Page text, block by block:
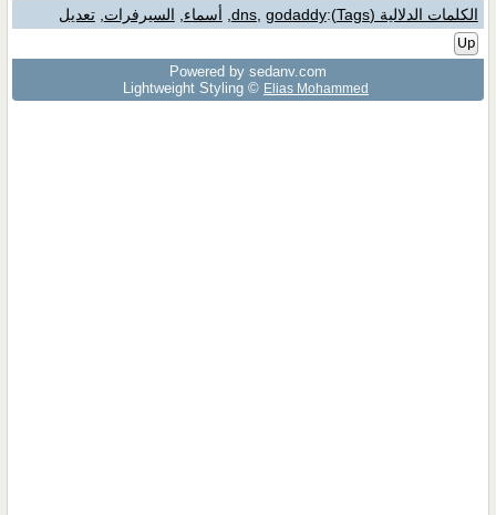
الكلمات الدلالية (Tags) :
dns, godaddy أسماء السيرفرات ,تعديل
Up
Powered by sedany.com
Lightweight Styling © Elias Mohammed